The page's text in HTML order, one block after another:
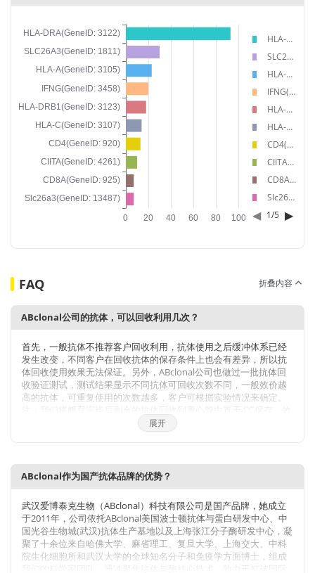
HLA-DRA(GeneID: 3122)
SLC26A3(GeneID: 1811)
HLA-A(GeneID: 3105)
IFNG(GeneID: 3458)
HLA-DRB1(GeneID: 3123)
HLA-C(GeneID: 3107)
CD4(GeneID: 920)
CIITA(GeneID: 4261)
CD8A(GeneID: 925)
Slc26a3(GeneID: 13487)
◀ 1/5 ▶
FAQ 折叠内容
ABclonal公司的抗体，可以回收利用几次？
首先，一般抗体不推荐客户回收利用，抗体使用之后缓冲体系已经
发生改变，不同客户在回收抗体的保存条件上也会有差异，所以抗
体回收使用效果无法保证。另外，ABclonal公司也做过一批抗体回
收验证测试，测试结果显示不同抗体可回收次数不同，一般效价越
高的抗体，可重复使用的次数越多，客户可根据实验情况来确定。
价高的抗体可至少保存1周，至少重复利用3次。
展开
ABclonal作为国产抗体品牌的优势？
武汉爱博泰克生物（ABclonal）科技有限公司是国产品牌，她成立
于2011年，公司依托ABclonal美国波士顿抗体与蛋白研发中心、中
国光谷生物城(武汉)抗体生产基地以及上海张江分子酶研发中心，凝
聚了十余位来自哈佛大学、麻省理工、复旦大学、上海交大、中科
院生化细胞所和武汉大学的全球知名分子和免疫学方面博士，组成